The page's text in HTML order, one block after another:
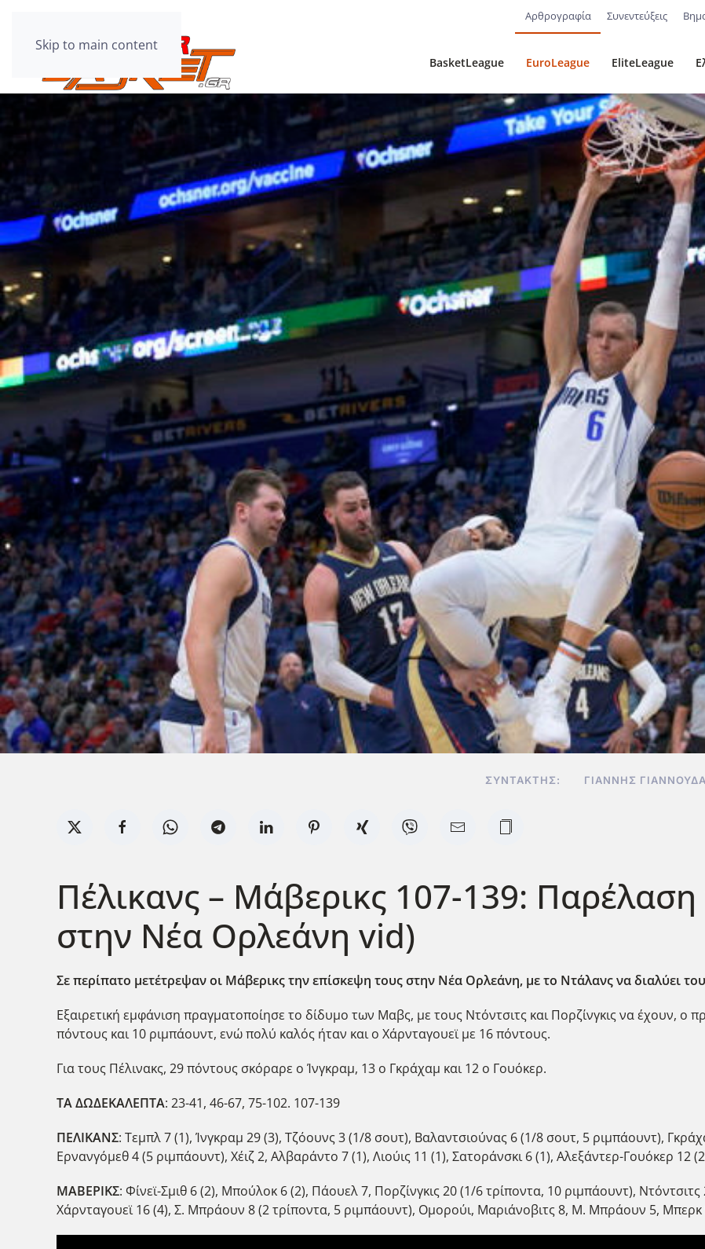
Skip to main content
Αρθρογραφία Συνεντεύξεις
BasketLeague EuroLeague EliteLeague
ΣΥΝΤΆΚΤΗΣ: ΓΙΆΝΝΗΣ
Πέλικανς – Μάβερικς 107-139:
στην Νέα Ορλεάνη vid)
Σε περίπατο μετέτρεψαν οι Μάβερικς την επίσκεψη τους στην Νέα Ορλεάνη, με το Ντάλανς να διαλύει
Εξαιρετική εμφάνιση πραγματοποίησε το δίδυμο των Μαβς, με τους Ντόντσιτς και Πορζίνγκις να έχουν, ο
πόντους και 10 ριμπάουντ, ενώ πολύ καλός ήταν και ο Χάρνταγουεϊ με 16 πόντους.
Για τους Πέλινακς, 29 πόντους σκόραρε ο Ίνγκραμ, 13 ο Γκράχαμ και 12 ο Γουόκερ.
ΤΑ ΔΩΔΕΚΑΛΕΠΤΑ: 23-41, 46-67, 75-102. 107-139
ΠΕΛΙΚΑΝΣ: Τεμπλ 7 (1), Ίνγκραμ 29 (3), Τζόουνς 3 (1/8 σουτ), Βαλαντσιούνας 6 (1/8 σουτ, 5 ριμπάουντ),
Ερνανγόμεθ 4 (5 ριμπάουντ), Χέιζ 2, Αλβαράντο 7 (1), Λιούις 11 (1), Σατοράνσκι 6 (1), Αλεξάντερ-Γουόκερ 12
ΜΑΒΕΡΙΚΣ: Φίνεϊ-Σμιθ 6 (2), Μπούλοκ 6 (2), Πάουελ 7, Πορζίνγκις 20 (1/6 τρίποντα, 10 ριμπάουντ),
Χάρνταγουεϊ 16 (4), Σ. Μπράουν 8 (2 τρίποντα, 5 ριμπάουντ), Ομορούι, Μαριάνοβιτς 8, Μ. Μπράουν 5,